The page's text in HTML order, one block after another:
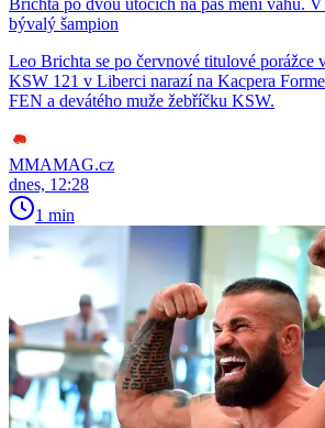
bývalý šampion
Leo Brichta se po červnové titulové porážce
KSW 121 v Liberci narazí na Kacpera
FEN a devátého muže žebříčku KSW.
MMAMAG.cz
dnes, 12:28
1 min